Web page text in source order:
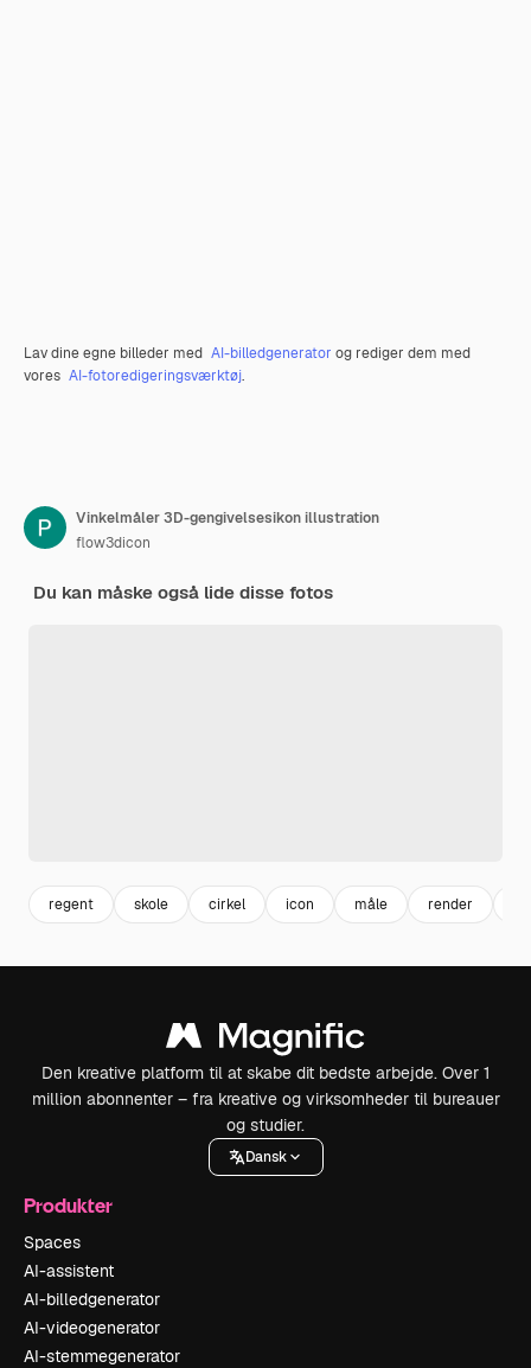
Lav dine egne billeder med AI-billedgenerator og rediger dem med
vores AI-fotoredigeringsværktøj.
Vinkelmåler 3D-gengivelsesikon illustration
flow3dicon
Du kan måske også lide disse fotos
regent skole cirkel icon måle render
Den kreative platform til at skabe dit bedste arbejde. Over 1
million abonnenter – fra kreative og virksomheder til bureauer
og studier.
Dansk
Produkter
Spaces
AI-assistent
AI-billedgenerator
AI-videogenerator
AI-stemmegenerator